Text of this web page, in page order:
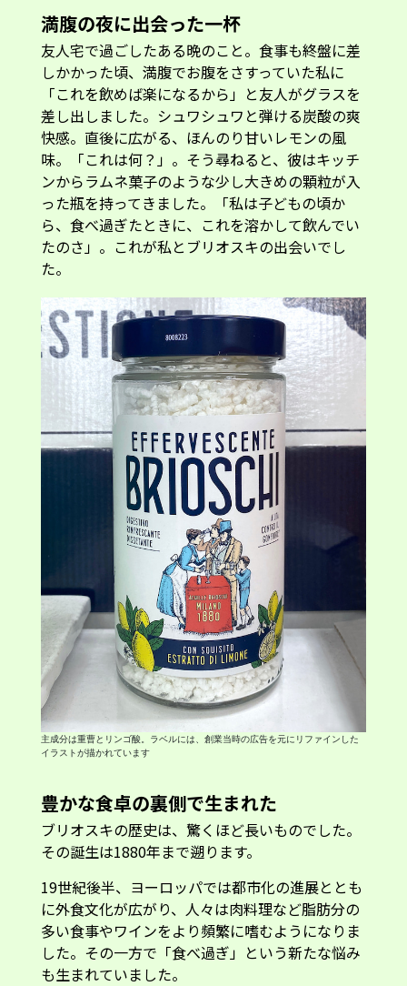
満腹の夜に出会った一杯
友人宅で過ごしたある晩のこと。食事も終盤に差
しかかった頃、満腹でお腹をさすっていた私に
「これを飲めば楽になるから」と友人がグラスを
差し出しました。シュワシュワと弾ける炭酸の爽
快感。直後に広がる、ほんのり甘いレモンの風
味。「これは何？」。そう尋ねると、彼はキッチ
ンからラムネ菓子のような少し大きめの顆粒が入
った瓶を持ってきました。「私は子どもの頃か
ら、食べ過ぎたときに、これを溶かして飲んでい
たのさ」。これが私とブリオスキの出会いでし
た。
主成分は重曹とリンゴ酸。ラベルには、創業当時の広告を元にリファインした
イラストが描かれています
豊かな食卓の裏側で生まれた
ブリオスキの歴史は、驚くほど長いものでした。
その誕生は1880年まで遡ります。
19世紀後半、ヨーロッパでは都市化の進展ととも
に外食文化が広がり、人々は肉料理など脂肪分の
多い食事やワインをより頻繁に嗜むようになりま
した。その一方で「食べ過ぎ」という新たな悩み
も生まれていました。